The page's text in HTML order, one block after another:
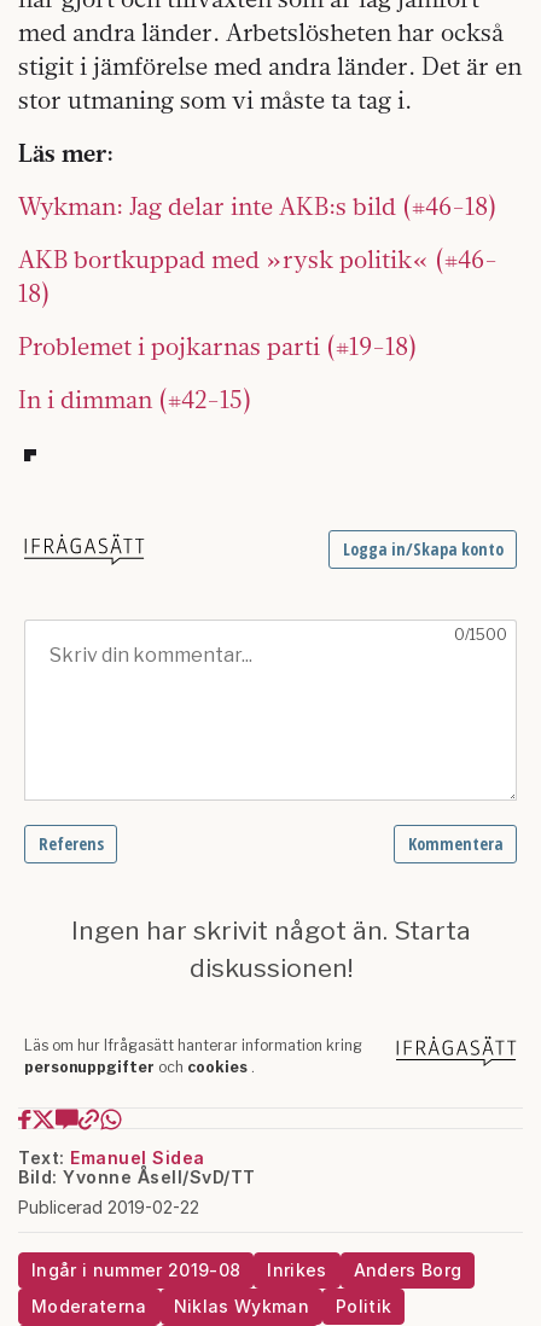
med andra länder. Arbetslösheten har också
stigit i jämförelse med andra länder. Det är en
stor utmaning som vi måste ta tag i.
Läs mer:
Wykman: Jag delar inte AKB:s bild (#46-18)
AKB bortkuppad med »rysk politik« (#46-
18)
Problemet i pojkarnas parti (#19-18)
In i dimman (#42-15)
Text: Emanuel Sidea
Bild: Yvonne Åsell/SvD/TT
Publicerad 2019-02-22
Ingår i nummer 2019-08 Inrikes
Anders Borg
Moderaterna
Niklas Wykman Politik